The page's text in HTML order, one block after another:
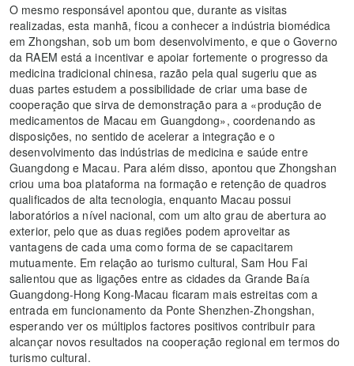
O mesmo responsável apontou que, durante as visitas
realizadas, esta manhã, ficou a conhecer a indústria biomédica
em Zhongshan, sob um bom desenvolvimento, e que o Governo
da RAEM está a incentivar e apoiar fortemente o progresso da
medicina tradicional chinesa, razão pela qual sugeriu que as
duas partes estudem a possibilidade de criar uma base de
cooperação que sirva de demonstração para a «produção de
medicamentos de Macau em Guangdong», coordenando as
disposições, no sentido de acelerar a integração e o
desenvolvimento das indústrias de medicina e saúde entre
Guangdong e Macau. Para além disso, apontou que Zhongshan
criou uma boa plataforma na formação e retenção de quadros
qualificados de alta tecnologia, enquanto Macau possui
laboratórios a nível nacional, com um alto grau de abertura ao
exterior, pelo que as duas regiões podem aproveitar as
vantagens de cada uma como forma de se capacitarem
mutuamente. Em relação ao turismo cultural, Sam Hou Fai
salientou que as ligações entre as cidades da Grande Baía
Guangdong-Hong Kong-Macau ficaram mais estreitas com a
entrada em funcionamento da Ponte Shenzhen-Zhongshan,
esperando ver os múltiplos factores positivos contribuir para
alcançar novos resultados na cooperação regional em termos do
turismo cultural.